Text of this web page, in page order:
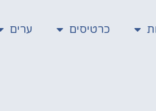
כרטיסים ערים